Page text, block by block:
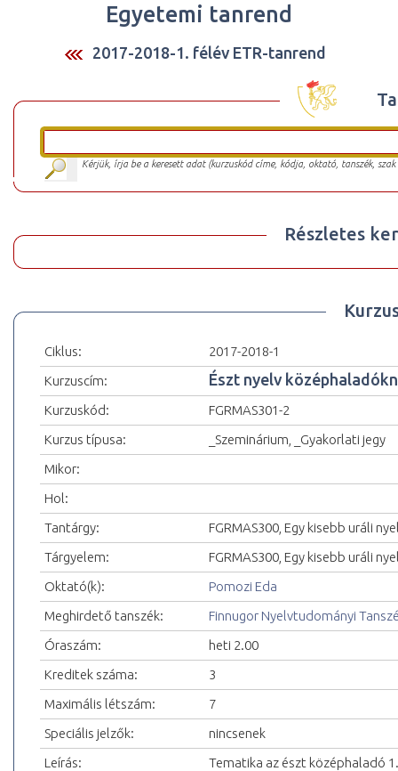
Egyetemi tanrend
2017-2018-1. félév ETR-tanrend
Kérjük, írja be a keresett adat (kurzuskód címe, kódja, oktató, tanszék,
Részletes
Ciklus:
2017-2018-1
Kurzuscím:
Észt nyelv
Kurzuskód:
FGRMAS301-2
Kurzus típusa:
_Szeminárium, _Gyakorlati jegy
Mikor:
Hol:
Tantárgy:
FGRMAS300, Egy kisebb uráli
Tárgyelem:
FGRMAS300, Egy kisebb uráli
Oktató(k):
Pomozi Eda
Meghirdető tanszék:
Finnugor Nyelvtudományi
Óraszám:
heti 2.00
Kreditek száma:
3
Maximális létszám:
7
Speciális jelzők:
nincsenek
Leírás:
Tematika az észt középhaladó